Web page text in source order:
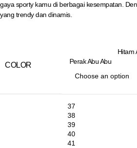
gaya sporty kamu di berbagai kesempatan.
yang trendy dan dinamis.
COLOR
Hitam
Perak Abu Abu
37
38
39
40
41